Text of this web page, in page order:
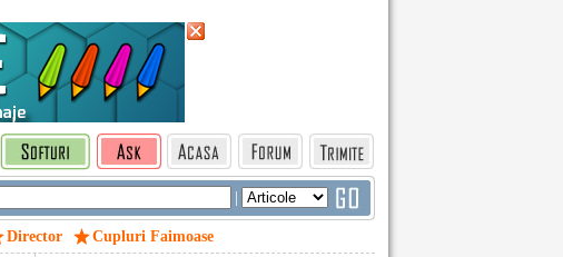
|
Director Cupluri Faimoase